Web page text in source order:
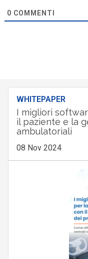
0 COMMENTI
WHITEPAPER
I migliori
il paziente e la
ambulatoriali
08 Nov 2024